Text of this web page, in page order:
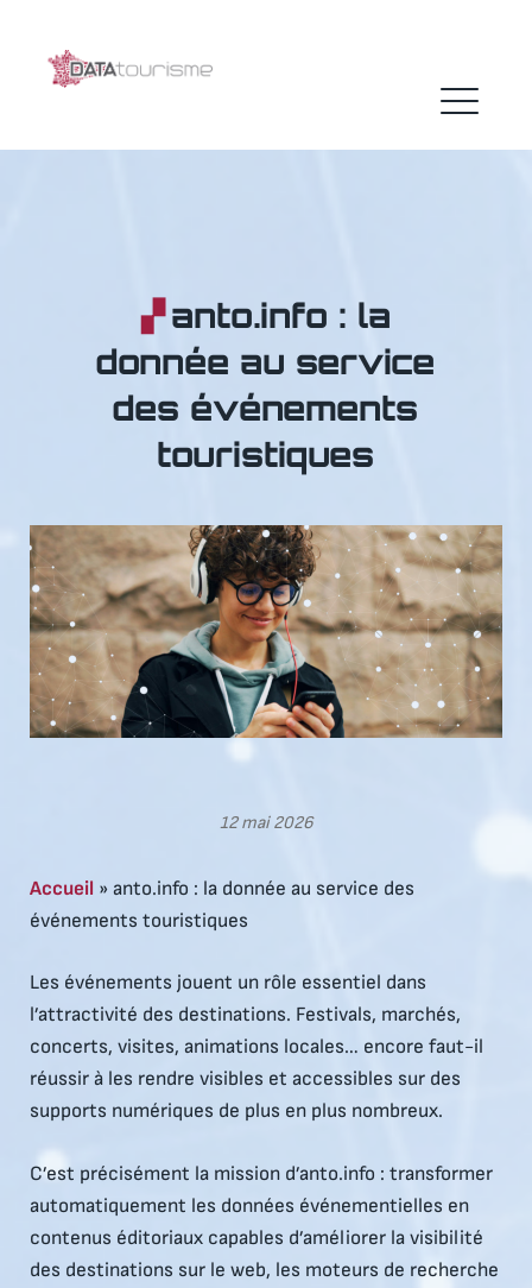
content
anto.info : la
donnée au service
des événements
touristiques
12 mai 2026
Accueil » anto.info : la donnée au service des
événements touristiques
Les événements jouent un rôle essentiel dans
l’attractivité des destinations. Festivals, marchés,
concerts, visites, animations locales… encore faut-il
réussir à les rendre visibles et accessibles sur des
supports numériques de plus en plus nombreux.
C’est précisément la mission d’anto.info : transformer
automatiquement les données événementielles en
contenus éditoriaux capables d’améliorer la visibilité
des destinations sur le web, les moteurs de recherche